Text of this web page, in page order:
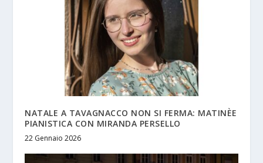
NATALE A TAVAGNACCO NON SI FERMA: MATINÈE
PIANISTICA CON MIRANDA PERSELLO
22 Gennaio 2026